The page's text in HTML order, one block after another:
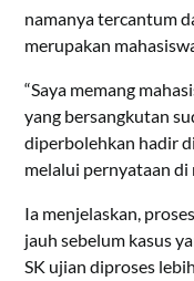
namanya tercantum
merupakan
“Saya memang
yang bersangkutan
diperbolehkan hadir
melalui pernyataan di
Ia menjelaskan,
jauh sebelum kasus
SK ujian diproses